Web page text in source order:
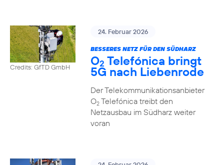
Credits: GfTD GmbH
24. Februar 2026
BESSERES NETZ FÜR DEN SÜDHARZ
O2 Telefónica bringt
5G nach Liebenrode
Der Telekommunikationsanbieter
O2Telefónica treibt den
Netzausbau im Südharz weiter
voran